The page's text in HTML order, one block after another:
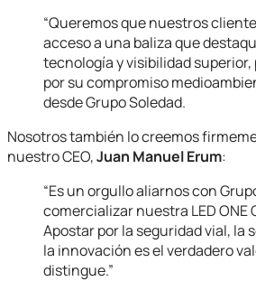
“Queremos que nuestros
acceso a una baliza que
tecnología y visibilidad superior,
por su compromiso
desde Grupo Soledad.
Nosotros también lo creemos
nuestro CEO,Juan Manuel Erum:
“Es un orgullo aliarnos con
comercializar nuestra LED ONE
Apostar por la seguridad vial, la
la innovación es el verdadero
distingue.”